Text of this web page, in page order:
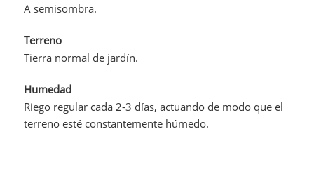
A semisombra.
Terreno
Tierra normal de jardín.
Humedad
Riego regular cada 2-3 días, actuando de modo que el
terreno esté constantemente húmedo.